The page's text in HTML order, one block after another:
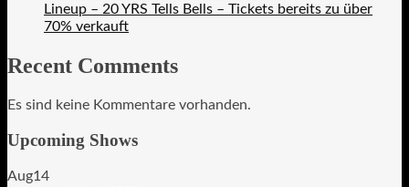
Lineup – 20 YRS Tells Bells – Tickets bereits zu über
70% verkauft
Recent Comments
Es sind keine Kommentare vorhanden.
Upcoming Shows
Aug14